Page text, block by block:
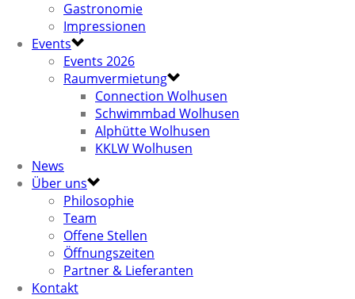
Gastronomie
Impressionen
Events
Events 2026
Raumvermietung
Connection Wolhusen
Schwimmbad Wolhusen
Alphütte Wolhusen
KKLW Wolhusen
News
Über uns
Philosophie
Team
Offene Stellen
Öffnungszeiten
Partner & Lieferanten
Kontakt